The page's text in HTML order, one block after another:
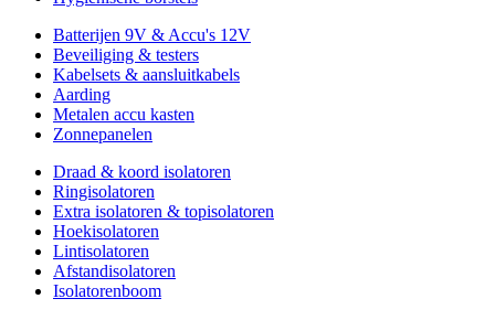
Batterijen 9V & Accu's 12V
Beveiliging & testers
Kabelsets & aansluitkabels
Aarding
Metalen accu kasten
Zonnepanelen
Draad & koord isolatoren
Ringisolatoren
Extra isolatoren & topisolatoren
Hoekisolatoren
Lintisolatoren
Afstandisolatoren
Isolatorenboom